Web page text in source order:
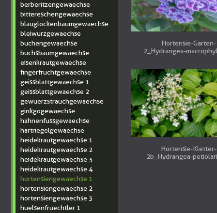
berberitzengewaechse
bittereschengewaechse
blauglockenbaumgewaechse
bleiwurzgewaechse
buchengewaechse
buchsbaumgewaechse
eisenkrautgewaechse
fingerfruchtgewaechse
geissblattgewaechse 1
geissblattgewaechse 2
gewuerzstrauchgewaechse
ginkgogewaechse
hahnenfussgewaechse
hartriegelgewaechse
heidekrautgewaechse 1
heidekrautgewaechse 2
heidekrautgewaechse 3
heidekrautgewaechse 4
hortensiengewaechse 1
hortensiengewaechse 2
hortensiengewaechse 3
huelsenfruechtler 1
Hortensie-Garten-
2_Hydrangea-
Hortensie-Kletter-
2b_Hydrangea-